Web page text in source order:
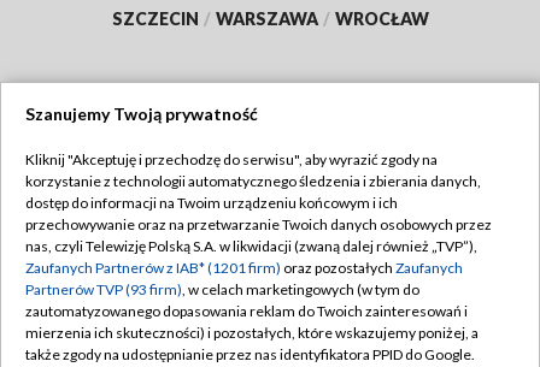
SZCZECIN / WARSZAWA / WROCŁAW
TVP
Abonament TVP
Emisja w TVP
Centrum informacji TVP
Naziemna Telewizja Cyfrowa
Regulamin TVP
Polityka prywatności
Moje zgody
Pomoc
Szanujemy Twoją prywatność
Kliknij "Akceptuję i przechodzę do serwisu", aby wyrazić zgody na
korzystanie z technologii automatycznego śledzenia i zbierania danych,
dostęp do informacji na Twoim urządzeniu końcowym i ich
przechowywanie oraz na przetwarzanie Twoich danych osobowych przez
nas, czyli Telewizję Polską S.A. w likwidacji (zwaną dalej również „TVP”),
Zaufanych Partnerów z IAB* (1201 firm) oraz pozostałych Zaufanych
Partnerów TVP (93 firm), w celach marketingowych (w tym do
zautomatyzowanego dopasowania reklam do Twoich zainteresowań i
mierzenia ich skuteczności) i pozostałych, które wskazujemy poniżej, a
także zgody na udostępnianie przez nas identyfikatora PPID do Google.